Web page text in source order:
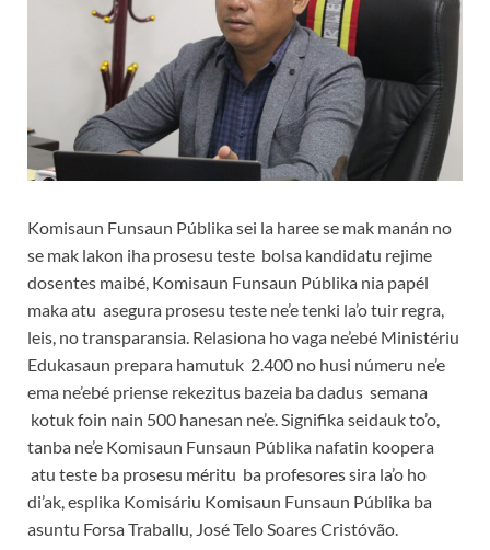
Komisaun Funsaun Públika sei la haree se mak manán no
se mak lakon iha prosesu teste bolsa kandidatu rejime
dosentes maibé, Komisaun Funsaun Públika nia papél
maka atu asegura prosesu teste ne’e tenki la’o tuir regra,
leis, no transparansia. Relasiona ho vaga ne’ebé Ministériu
Edukasaun prepara hamutuk 2.400 no husi númeru ne’e
ema ne’ebé priense rekezitus bazeia ba dadus semana
kotuk foin nain 500 hanesan ne’e. Signifika seidauk to’o,
tanba ne’e Komisaun Funsaun Públika nafatin koopera
atu teste ba prosesu méritu ba profesores sira la’o ho
di’ak, esplika Komisáriu Komisaun Funsaun Públika ba
asuntu Forsa Traballu, José Telo Soares Cristóvão.